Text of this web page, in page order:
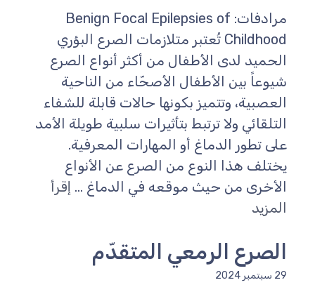
مرادفات: Benign Focal Epilepsies of
Childhood تُعتبر متلازمات الصرع البؤري
الحميد لدى الأطفال من أكثر أنواع الصرع
شيوعاً بين الأطفال الأصحّاء من الناحية
العصبية، وتتميز بكونها حالات قابلة للشفاء
التلقائي ولا ترتبط بتأثيرات سلبية طويلة الأمد
على تطور الدماغ أو المهارات المعرفية.
يختلف هذا النوع من الصرع عن الأنواع
الأخرى من حيث موقعه في الدماغ ... إقرأ
المزيد
الصرع الرمعي المتقدّم
29 سبتمبر 2024